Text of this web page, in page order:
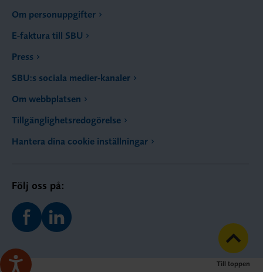
Till toppen
Om personuppgifter
E-faktura till SBU
Press
SBU:s sociala medier-kanaler
Om webbplatsen
Tillgänglighetsredogörelse
Hantera dina cookie inställningar
Följ oss på: